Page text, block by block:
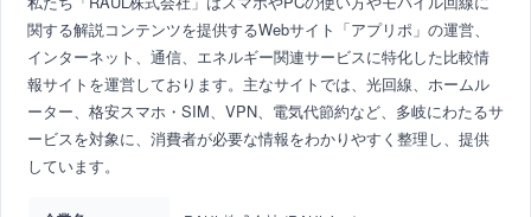
関する解説コンテンツを提供するWebサイト「アプリポ」の運営、
インターネット、通信、エネルギー関連サービスに特化した比較情
報サイトを運営しております。主なサイトでは、光回線、ホームル
ーター、格安スマホ・SIM、VPN、電気代節約など、多岐にわたるサ
ービスを対象に、消費者が必要な情報をわかりやすく整理し、提供
しています。